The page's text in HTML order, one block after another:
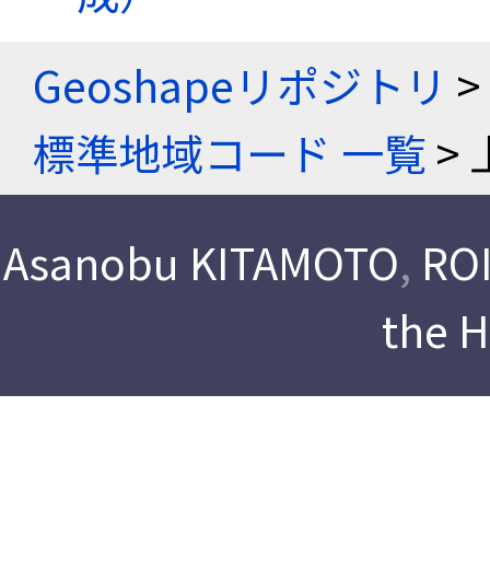
Geoshapeリポジトリ >
標準地域コード 一覧>
Asanobu KITAMOTO,
the